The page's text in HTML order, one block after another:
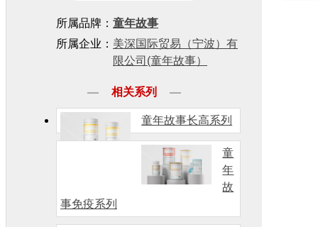
所属品牌： 童年故事
所属企业： 美深国际贸易（宁波）有
限公司(童年故事）
相关系列
童年故事长高系列
童
年
故
事免疫系列